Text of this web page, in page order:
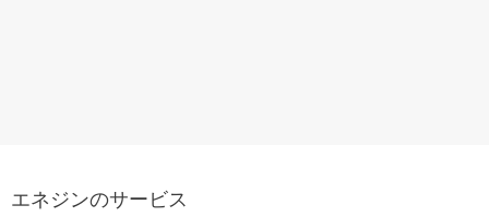
エネジンのサービス